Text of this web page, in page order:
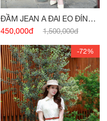
ĐẦM JEAN A ĐAI EO ĐÍNH
CÚC
450,000đ 1,500,000đ
-72%